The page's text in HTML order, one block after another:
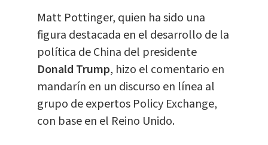
Matt Pottinger, quien ha sido una
figura destacada en el desarrollo de la
política de China del presidente
Donald Trump, hizo el comentario en
mandarín en un discurso en línea al
grupo de expertos Policy Exchange,
con base en el Reino Unido.